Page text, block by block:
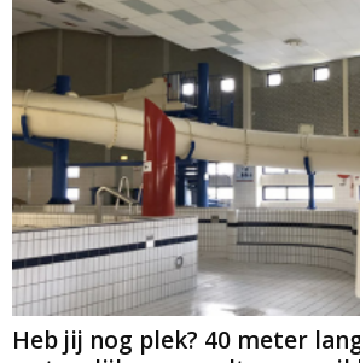
Heb jij nog plek? 40 meter